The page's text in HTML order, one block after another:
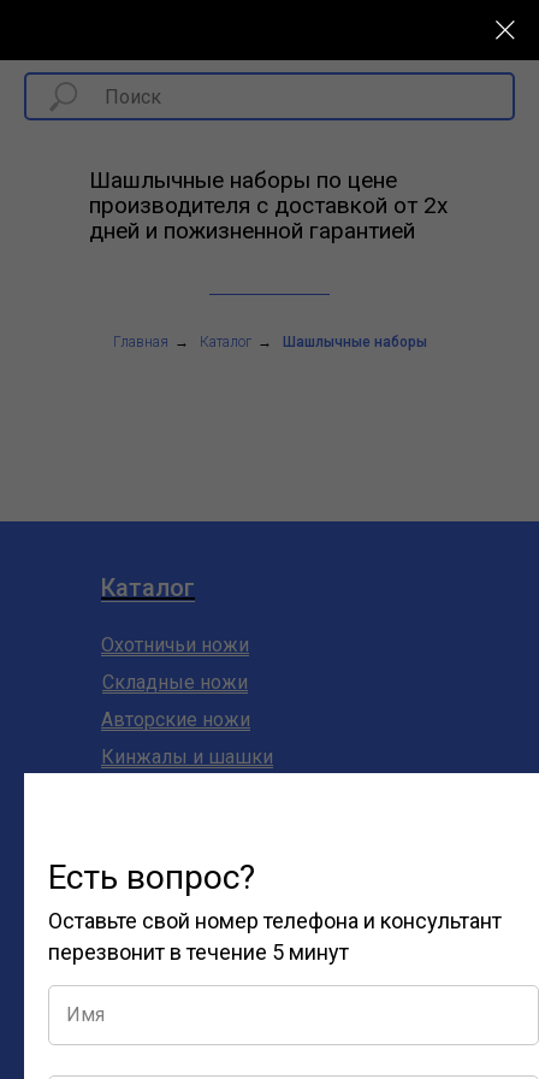
Отправка в любую точку РФ в день
Есть вопрос?
Оставьте свой номер телефона и консультант
перезвонит в течение 5 минут
Шашлычные наборы по цене
производителя с доставкой от 2х
дней и пожизненной гарантией
Главная → Каталог → Шашлычные наборы
Каталог
Кинжалы и шашки
Авторские ножи
Охотничьи ножи
Складные ножи
Контакты
Клиентам
Статьи